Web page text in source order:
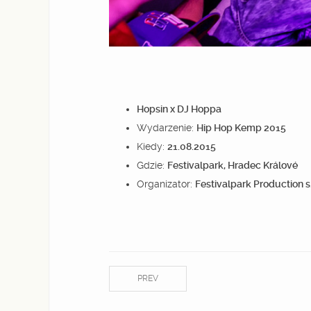
Hopsin x DJ Hoppa
Wydarzenie: Hip Hop Kemp 2015
Kiedy: 21.08.2015
Gdzie: Festivalpark, Hradec Králové
Organizator: Festivalpark Production
PREV